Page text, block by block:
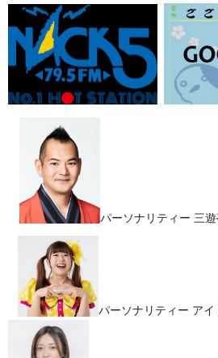
パーソナリティー 三遊
パーソナリティー アイ